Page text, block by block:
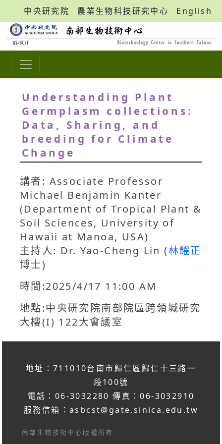
中央研究院 農業生物科技研究中心 English
Understanding Plant
Germplasm collections:
Data, Sharing, and
breeding for Climate
Change
講者: Associate Professor
Michael Benjamin Kanter
(Department of Tropical Plant &
Soil Sciences, University of
Hawaii at Manoa, USA)
主持人: Dr. Yao-Cheng Lin (林耀正
博士)
時間:2025/4/17 11:00 AM
地點:中央研究院南部院區跨領堿研究
大樓(I) 122大會議室
地址：711010台南市歸仁區歸仁十三路一
段100號
電話：06-3032280 傳真：06-3032910
服務信箱： asbcst@gate.sinica.edu.tw
南部生物技術中心版權所有